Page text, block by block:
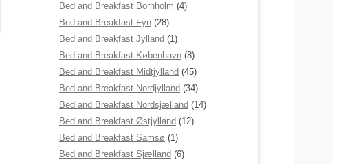
Bed and Breakfast Bornholm (4)
Bed and Breakfast Fyn (28)
Bed and Breakfast Jylland (1)
Bed and Breakfast København (8)
Bed and Breakfast Midtjylland (45)
Bed and Breakfast Nordjylland (34)
Bed and Breakfast Nordsjælland (14)
Bed and Breakfast Østjylland (12)
Bed and Breakfast Samsø (1)
Bed and Breakfast Sjælland (6)